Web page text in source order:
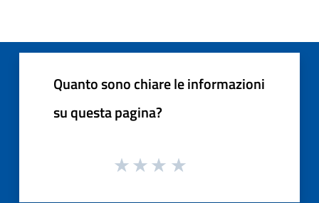
Quanto sono chiare le informazioni
su questa pagina?